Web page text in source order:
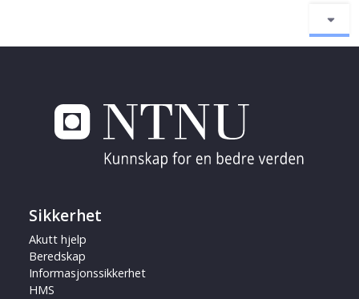
Sikkerhet
Akutt hjelp
Beredskap
Informasjonssikkerhet
HMS